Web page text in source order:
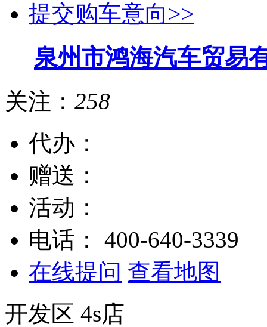
提交购车意向>>
泉州市鸿海汽车贸易
关注： 258
代办：
赠送：
活动：
电话：
400-640-3339
在线提问 查看地图
开发区 4s店